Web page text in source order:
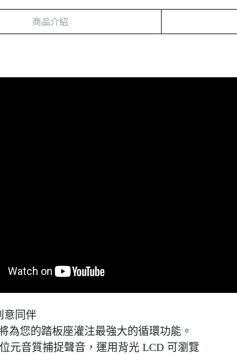
商品介紹
意同伴
為您的踏板座灌注最強大的循環功能。
元音質捕捉聲音，運用背光 LCD 可瀏覽